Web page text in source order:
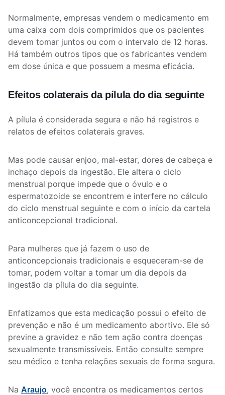
Normalmente, empresas vendem o medicamento em
uma caixa com dois comprimidos que os pacientes
devem tomar juntos ou com o intervalo de 12 horas.
Há também outros tipos que os fabricantes vendem
em dose única e que possuem a mesma eficácia.
Efeitos colaterais da pílula do dia seguinte
A pílula é considerada segura e não há registros e
relatos de efeitos colaterais graves.
Mas pode causar enjoo, mal-estar, dores de cabeça e
inchaço depois da ingestão. Ele altera o ciclo
menstrual porque impede que o óvulo e o
espermatozoide se encontrem e interfere no cálculo
do ciclo menstrual seguinte e com o início da cartela
anticoncepcional tradicional.
Para mulheres que já fazem o uso de
anticoncepcionais tradicionais e esqueceram-se de
tomar, podem voltar a tomar um dia depois da
ingestão da pílula do dia seguinte.
Enfatizamos que esta medicação possui o efeito de
prevenção e não é um medicamento abortivo. Ele só
previne a gravidez e não tem ação contra doenças
sexualmente transmissíveis. Então consulte sempre
seu médico e tenha relações sexuais de forma segura.
Na Araujo, você encontra os medicamentos certos